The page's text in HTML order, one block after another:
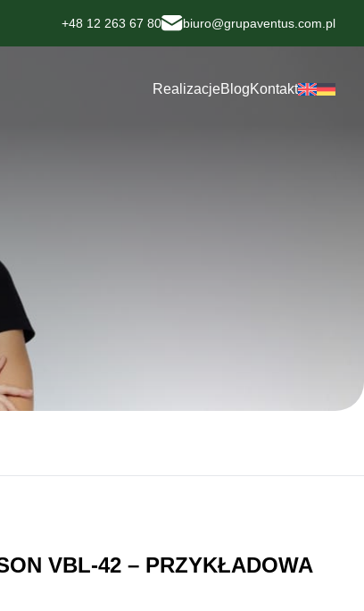
+48 12 263 67 80 biuro@grupaventus.com.pl
RealizacjeBlogKontakt
VBL-42 – PRZYKŁADOWA